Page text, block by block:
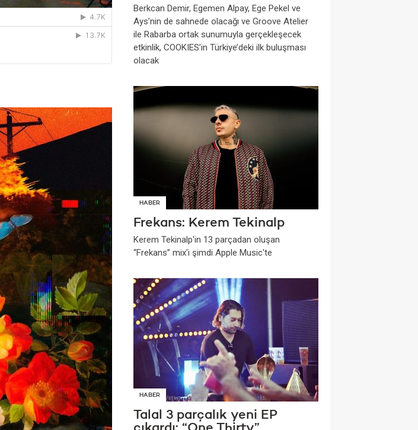
Berkcan Demir, Egemen Alpay, Ege Pekel ve
Ays’nin de sahnede olacağı ve Groove Atelier
ile Rabarba ortak sunumuyla gerçekleşecek
etkinlik, COOKIES’in Türkiye’deki ilk buluşması
olacak
HABER
Frekans: Kerem Tekinalp
Kerem Tekinalp'in 13 parçadan oluşan
“Frekans” mix'i şimdi Apple Music'te
HABER
Talal 3 parçalık yeni EP